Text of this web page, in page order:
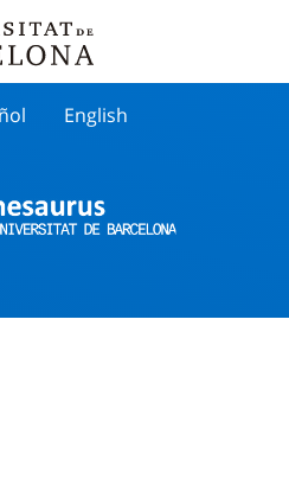
English